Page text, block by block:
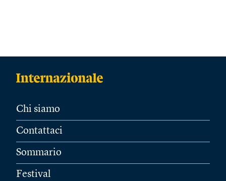
Chi siamo
Contattaci
Sommario
Festival